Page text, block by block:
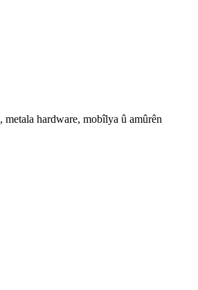
hardware, mobîlya û amûrên